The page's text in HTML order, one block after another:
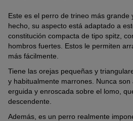
Este es el perro de trineo más grande
hecho, su aspecto está adaptado a
constitución compacta de tipo spitz,
hombros fuertes. Estos le permiten
más fácilmente.
Tiene las orejas pequeñas y
y habitualmente marrones. Nunca son
erguida y enroscada sobre el lomo,
descendente.
Además, es un perro realmente